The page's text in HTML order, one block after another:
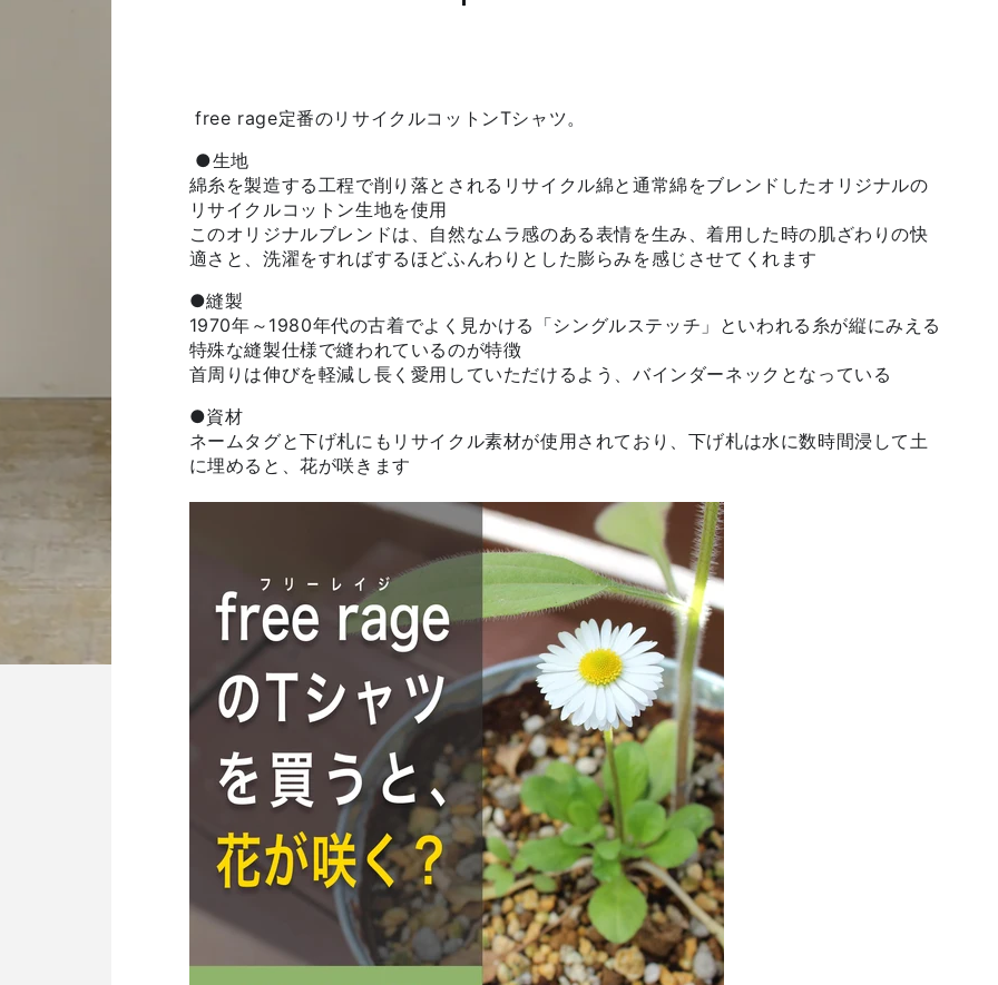
free rage定番のリサイクルコットンTシャツ。
●生地
綿糸を製造する工程で削り落とされるリサイクル綿と通常綿をブレンドしたオリジナルの
リサイクルコットン生地を使用
このオリジナルブレンドは、自然なムラ感のある表情を生み、着用した時の肌ざわりの快
適さと、洗濯をすればするほどふんわりとした膨らみを感じさせてくれます
●縫製
1970年～1980年代の古着でよく見かける「シングルステッチ」といわれる糸が縦にみえる
特殊な縫製仕様で縫われているのが特徴
首周りは伸びを軽減し長く愛用していただけるよう、バインダーネックとなっている
●資材
ネームタグと下げ札にもリサイクル素材が使用されており、下げ札は水に数時間浸して土
に埋めると、花が咲きます